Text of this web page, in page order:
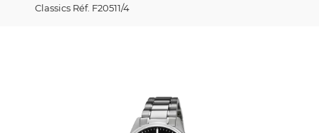
Classics Réf. F20511/4